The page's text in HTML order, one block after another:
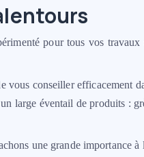
pour tous vos
vous conseiller efficacement
large éventail de produits :
une grande importance à